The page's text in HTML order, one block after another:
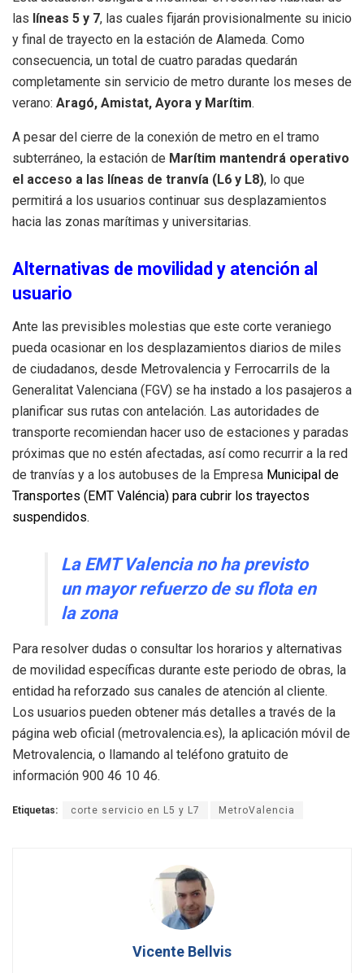
las líneas 5 y 7, las cuales fijarán provisionalmente su inicio
y final de trayecto en la estación de Alameda. Como
consecuencia, un total de cuatro paradas quedarán
completamente sin servicio de metro durante los meses de
verano: Aragó, Amistat, Ayora y Marítim.
A pesar del cierre de la conexión de metro en el tramo
subterráneo, la estación de Marítim mantendrá operativo
el acceso a las líneas de tranvía (L6 y L8), lo que
permitirá a los usuarios continuar sus desplazamientos
hacia las zonas marítimas y universitarias.
Alternativas de movilidad y atención al
usuario
Ante las previsibles molestias que este corte veraniego
pueda ocasionar en los desplazamientos diarios de miles
de ciudadanos, desde Metrovalencia y Ferrocarrils de la
Generalitat Valenciana (FGV) se ha instado a los pasajeros a
planificar sus rutas con antelación. Las autoridades de
transporte recomiendan hacer uso de estaciones y paradas
próximas que no estén afectadas, así como recurrir a la red
de tranvías y a los autobuses de la Empresa Municipal de
Transportes (EMT Valéncia) para cubrir los trayectos
suspendidos.
La EMT Valencia no ha previsto
un mayor refuerzo de su flota en
la zona
Para resolver dudas o consultar los horarios y alternativas
de movilidad específicas durante este periodo de obras, la
entidad ha reforzado sus canales de atención al cliente.
Los usuarios pueden obtener más detalles a través de la
página web oficial (metrovalencia.es), la aplicación móvil de
Metrovalencia, o llamando al teléfono gratuito de
información 900 46 10 46.
Etiquetas: corte servicio en L5 y L7 MetroValencia
Vicente Bellvis